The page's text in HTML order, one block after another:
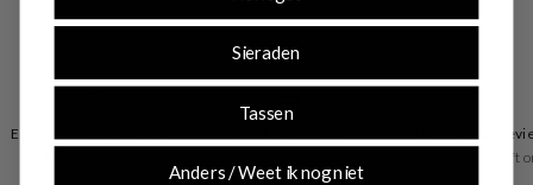
Eenvoudig retourneren
Uitstekende
Trusted Shops geeft
Sieraden
Tassen
Anders / Weet ik nog niet